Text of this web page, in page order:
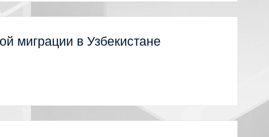
миграции в Узбекистане